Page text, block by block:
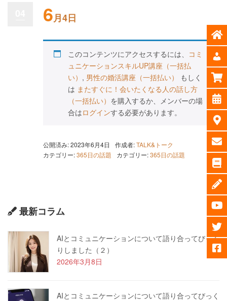
6月4日
このコンテンツにアクセスするには、 コミ
ュニケーションスキルUP講座（一括払
い） , 男性の婚活講座（一括払い）
もしく
は またすぐに！会いたくなる人の話し方
（一括払い） を購入するか、メンバーの場
合はログインする必要があります。
公開済み: 2023年6月4日 作成者:TALK&トーク
カテゴリー:365日の話題 カテゴリー:365日の話題
最新コラム
AIとコミュニケーションについて語り合ってびっく
りしました（２）
2026年3月8日
AIとコミュニケーションについて語り合ってびっく